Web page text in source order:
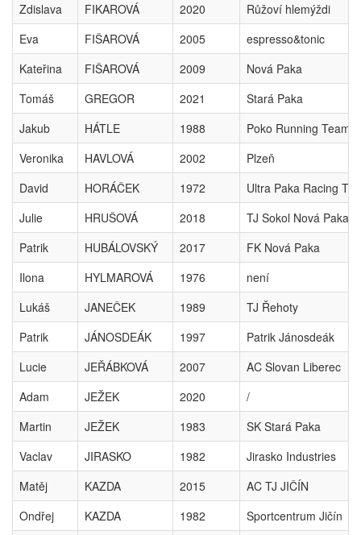
Zdislava
FIKAROVÁ 2020
Růžoví hlemýždi
Eva
FIŠAROVÁ 2005
espresso&tonic
Kateřina
FIŠAROVÁ 2009
Nová Paka
Tomáš
GREGOR 2021
Stará Paka
Jakub
HÁTLE 1988
Poko Running Team
Veronika
HAVLOVÁ 2002
Plzeň
David
HORÁČEK 1972
Ultra Paka Racing
Julie
HRUŠOVÁ 2018
TJ Sokol Nová Paka
Patrik
HUBÁLOVSKÝ 2017
FK Nová Paka
Ilona
HYLMAROVÁ 1976
není
Lukáš
JANEČEK 1989
TJ Řehoty
Patrik
JÁNOSDEÁK 1997
Patrik Jánosdeák
Lucie
JEŘÁBKOVÁ 2007
AC Slovan Liberec
Adam
JEŽEK 2020
/
Martin
JEŽEK 1983
SK Stará Paka
Vaclav
JIRASKO 1982
Jirasko Industries
Matěj
KAZDA 2015
AC TJ JIČÍN
Ondřej
KAZDA 1982
Sportcentrum Jičín